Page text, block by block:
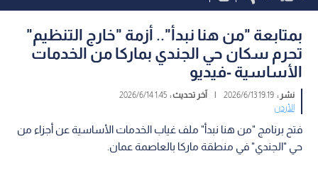
بمتابعة "من هنا نبدأ".. أزمة "خارج التنظيم"
تحرم سكان حي الجندي بماركا من الخدمات
الأساسية -فيديو
نشر :19:19 2026/6/13
| آخر تحديث :1:45 2026/6/14
الأردن
فتح برنامج "من هنا نبدأ" ملف غياب الخدمات الأساسية عن أجزاء من
حي "الجندي" في منطقة ماركا بالعاصمة عمان.